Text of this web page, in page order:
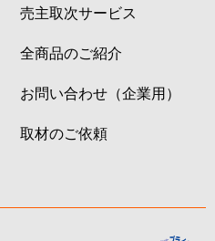
売主取次サービス
全商品のご紹介
お問い合わせ（企業用）
取材のご依頼